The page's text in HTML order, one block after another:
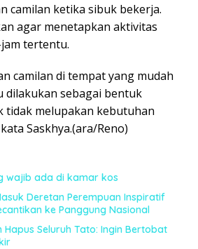
camilan ketika sibuk bekerja.
agar menetapkan aktivitas
tertentu.
camilan di tempat yang mudah
dilakukan sebagai bentuk
tidak melupakan kebutuhan
Saskhya.(ara/Reno)
wajib ada di kamar kos
Deretan Perempuan Inspiratif
ke Panggung Nasional
Hapus Seluruh Tato: Ingin Bertobat